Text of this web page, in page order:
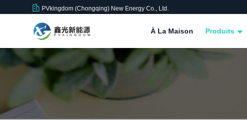
PVkingdom (Chongqing) New Energy Co., Ltd.
À La Maison Produits